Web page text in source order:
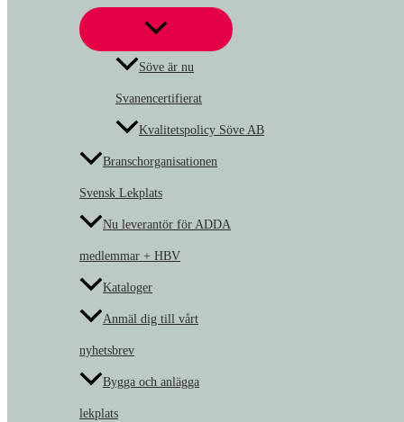
Söve är nu
Svanencertifierat
Kvalitetspolicy Söve AB
Branschorganisationen
Svensk Lekplats
Nu leverantör för ADDA
medlemmar + HBV
Kataloger
Anmäl dig till vårt
nyhetsbrev
Bygga och anlägga
lekplats